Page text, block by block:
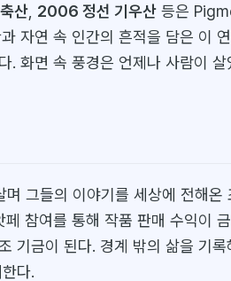
산 2006 정선 기우산 등은
자연 속 인간의 흔적을 담은 이
. 화면 속 풍경은 언제나 사람이
그들의 이야기를 세상에 전해
참여를 통해 작품 판매 수익이
기금이 된다. 경계 밖의 삶을 기록
다.